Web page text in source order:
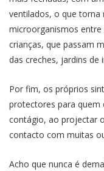
ventilados, o que torna
microorganismos
crianças, que passam
das creches, jardins de
Por fim, os próprios
protectores para quem
contágio, ao projectar
contacto com muitas
Acho que nunca é